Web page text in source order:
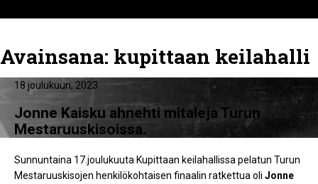
Avainsana: kupittaan keilahalli
18 joulukuun, 2023
Jonne Kaisku ahnehti mitaleja Turun
Mestaruuskisoissa.
Sunnuntaina 17.joulukuuta Kupittaan keilahallissa pelatun Turun
Mestaruuskisojen henkilökohtaisen finaalin ratkettua oli Jonne